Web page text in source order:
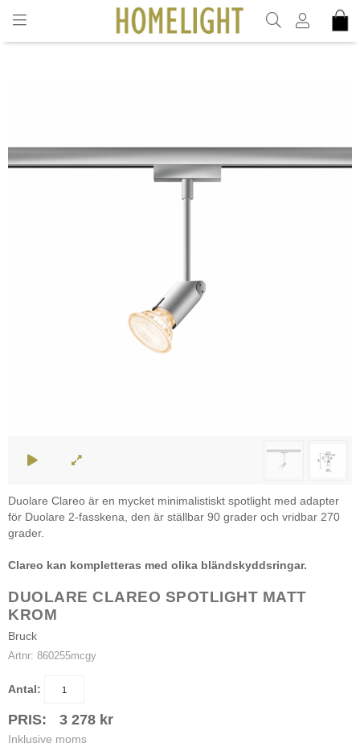
INKL. MOMS
Duolare Clareo är en mycket minimalistiskt spotlight med adapter
för Duolare 2-fasskena, den är ställbar 90 grader och vridbar 270
grader.
Clareo kan kompletteras med olika bländskyddsringar.
DUOLARE CLAREO SPOTLIGHT MATT
KROM
Bruck
Artnr: 860255mcgy
Antal:
PRIS: 3 278 kr
Inklusive moms